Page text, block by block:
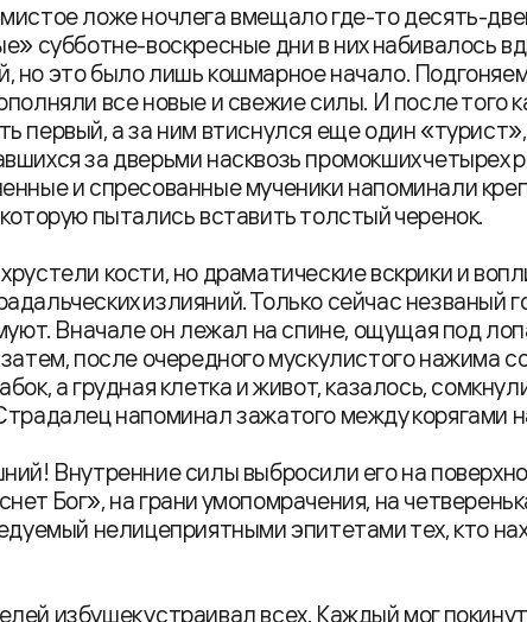
ложе ночлега вмещало где-то десять-
субботне-воскресные дни в них набивалось
но это было лишь кошмарное начало.
все новые и свежие силы. И после того
первый, а за ним втиснулся еще один
за дверьми насквозь промокших четырех
и спресованные мученики напоминали
пытались вставить толстый черенок.
кости, но драматические вскрики и
излияний. Только сейчас незваный
Вначале он лежал на спине, ощущая под
после очередного мускулистого нажима
а грудная клетка и живот, казалось,
напоминал зажатого между корягами
Внутренние силы выбросили его на
Бог», на грани умопомрачения, на
нелицеприятными эпитетами тех, кто
избушек устраивал всех. Каждый мог